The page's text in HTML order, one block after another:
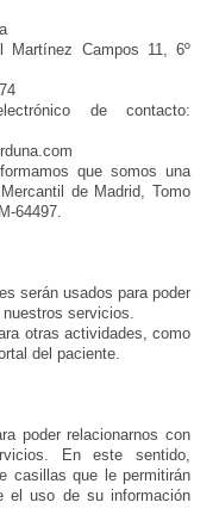
Martínez Campos 11, 6º
de contacto:
que somos una
de Madrid, Tomo
64497.
serán usados para poder
servicios.
otras actividades, como
del paciente.
poder relacionarnos con
En este sentido,
casillas que le permitirán
el uso de su información